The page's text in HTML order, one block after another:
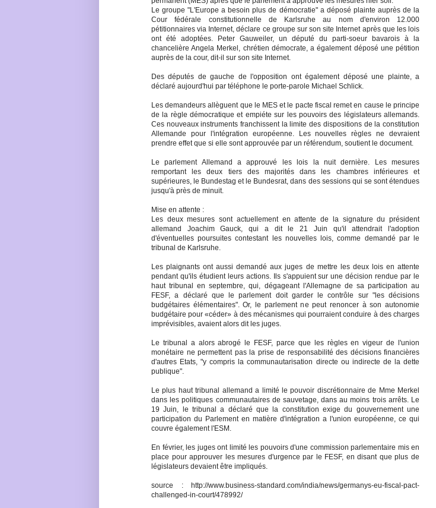
Le groupe "L'Europe a besoin plus de démocratie" a déposé plainte auprès de la
Cour fédérale constitutionnelle de Karlsruhe au nom d'environ 12.000
pétitionnaires via Internet, déclare ce groupe sur son site Internet après que les lois
ont été adoptées. Peter Gauweiler, un député du parti-soeur bavarois à la
chancelière Angela Merkel, chrétien démocrate, a également déposé une pétition
auprès de la cour, dit-il sur son site Internet.
Des députés de gauche de l'opposition ont également déposé une plainte, a
déclaré aujourd'hui par téléphone le porte-parole Michael Schlick.
Les demandeurs allèguent que le MES et le pacte fiscal remet en cause le principe
de la règle démocratique et empiéte sur les pouvoirs des législateurs allemands.
Ces nouveaux instruments franchissent la limite des dispositions de la constitution
Allemande pour l'intégration européenne. Les nouvelles règles ne devraient
prendre effet que si elle sont approuvée par un référendum, soutient le document.
Le parlement Allemand a approuvé les lois la nuit dernière. Les mesures
remportant les deux tiers des majorités dans les chambres inférieures et
supérieures, le Bundestag et le Bundesrat, dans des sessions qui se sont étendues
jusqu'à près de minuit.
Mise en attente :
Les deux mesures sont actuellement en attente de la signature du président
allemand Joachim Gauck, qui a dit le 21 Juin qu'il attendrait l'adoption
d'éventuelles poursuites contestant les nouvelles lois, comme demandé par le
tribunal de Karlsruhe.
Les plaignants ont aussi demandé aux juges de mettre les deux lois en attente
pendant qu'ils étudient leurs actions. Ils s'appuient sur une décision rendue par le
haut tribunal en septembre, qui, dégageant l'Allemagne de sa participation au
FESF, a déclaré que le parlement doit garder le contrôle sur "les décisions
budgétaires élémentaires". Or, le parlement ne peut renoncer à son autonomie
budgétaire pour «céder» à des mécanismes qui pourraient conduire à des charges
imprévisibles, avaient alors dit les juges.
Le tribunal a alors abrogé le FESF, parce que les règles en vigeur de l'union
monétaire ne permettent pas la prise de responsabilité des décisions financières
d'autres Etats, "y compris la communautarisation directe ou indirecte de la dette
publique".
Le plus haut tribunal allemand a limité le pouvoir discrétionnaire de Mme Merkel
dans les politiques communautaires de sauvetage, dans au moins trois arrêts. Le
19 Juin, le tribunal a déclaré que la constitution exige du gouvernement une
participation du Parlement en matière d'intégration a l'union européenne, ce qui
couvre également l'ESM.
En février, les juges ont limité les pouvoirs d'une commission parlementaire mis en
place pour approuver les mesures d'urgence par le FESF, en disant que plus de
législateurs devaient être impliqués.
source : http://www.business-standard.com/india/news/germanys-eu-fiscal-pact-
challenged-in-court/478992/